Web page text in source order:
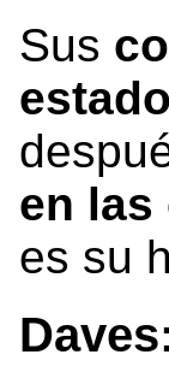
Sus
en las
es su